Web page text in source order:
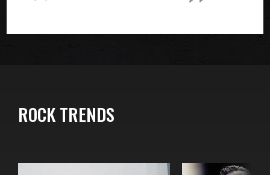
ROCK TRENDS